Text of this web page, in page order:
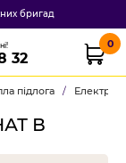
бригад
32
0
підлога /
В